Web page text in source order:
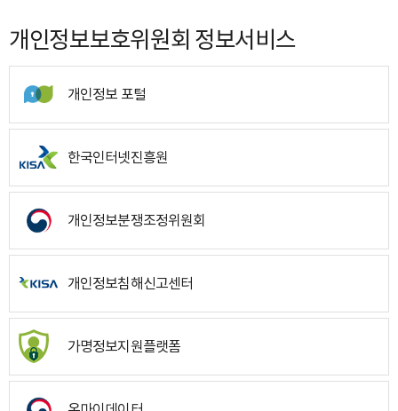
개인정보보호위원회 정보서비스
개인정보 포털
한국인터넷진흥원
개인정보분쟁조정위원회
개인정보침해신고센터
가명정보지원플랫폼